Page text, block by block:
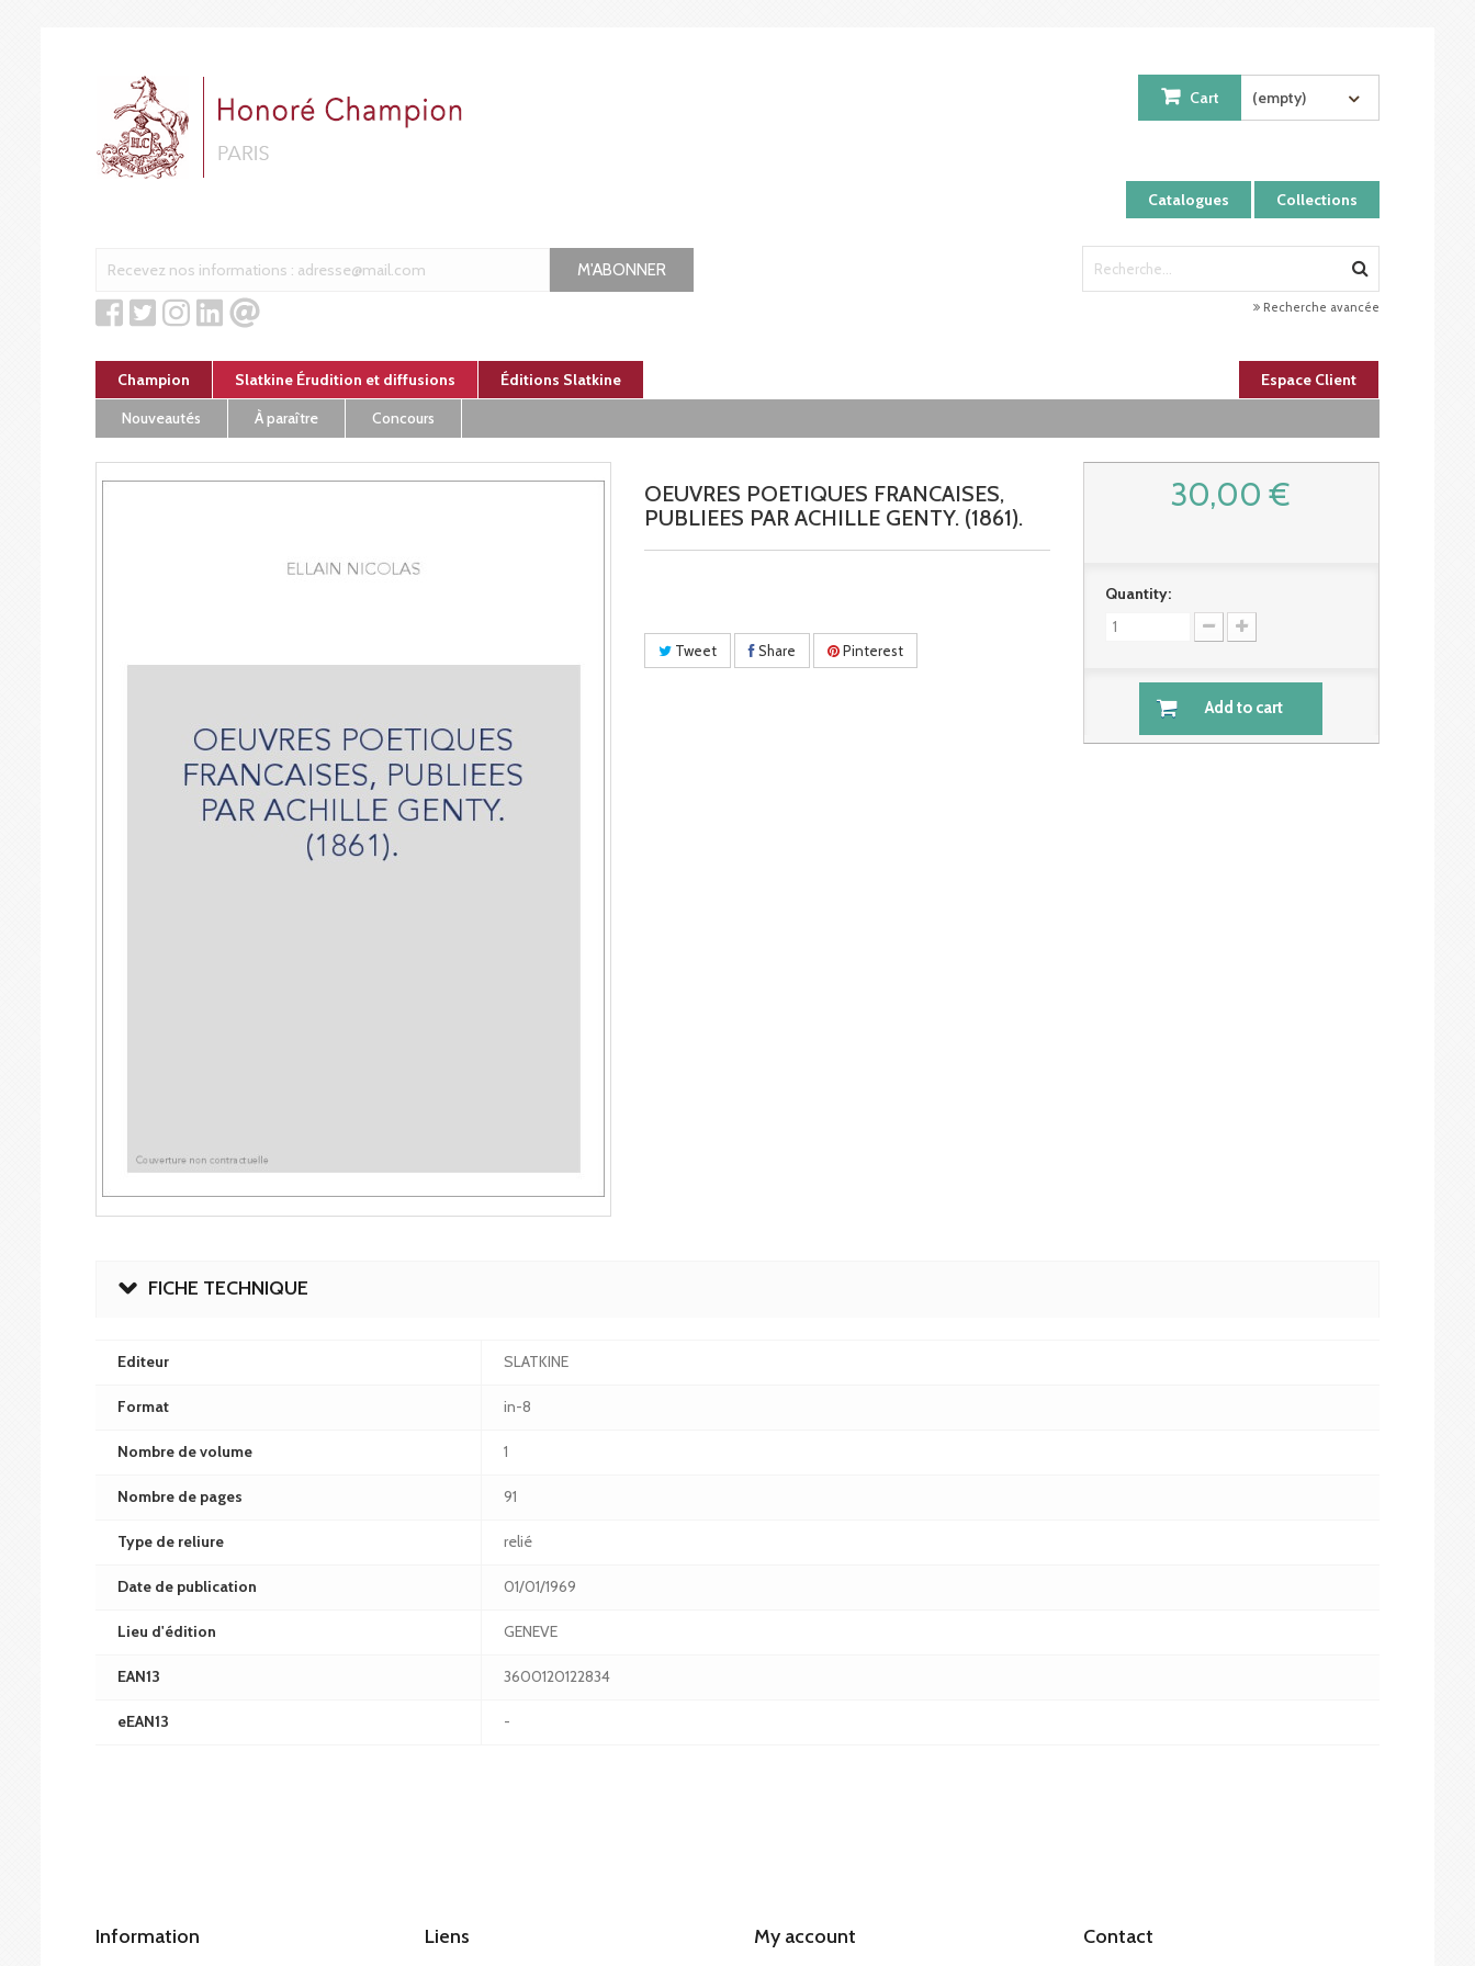
Catalogues Collections
Cart (empty)
M'ABONNER
Recherche avancée
Champion Slatkine Érudition et diffusions Éditions Slatkine
Espace Client
Nouveautés
À paraître Concours
OEUVRES POETIQUES FRANCAISES,
PUBLIEES PAR ACHILLE GENTY. (1861).
Tweet Share Pinterest
30,00 €
Quantity:
Add to cart
FICHE TECHNIQUE
Editeur SLATKINE
Format in-8
Nombre de volume 1
Nombre de pages 91
Type de reliure relié
Date de publication 01/01/1969
Lieu d'édition GENEVE
EAN13 3600120122834
eEAN13 -
Information Liens My account Contact